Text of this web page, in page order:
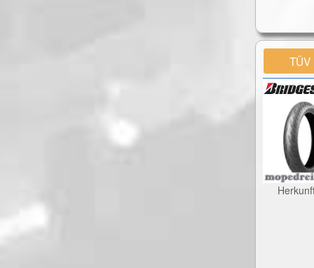
TÜV